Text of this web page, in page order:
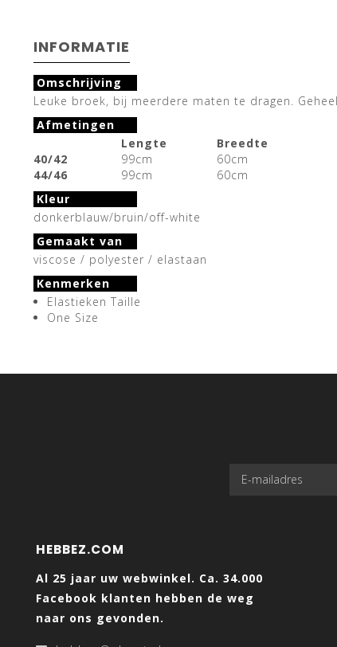
INFORMATIE
Omschrijving
Leuke broek, bij meerdere maten te dragen.
Afmetingen
Lengte
Breedte
40/42
99cm
60cm
44/46
99cm
60cm
Kleur
donkerblauw/bruin/off-white
Gemaakt van
viscose / polyester / elastaan
Kenmerken
Elastieken Taille
One Size
HEBBEZ.COM
Al 25 jaar uw webwinkel. Ca. 34.000
Facebook klanten hebben de weg
naar ons gevonden.